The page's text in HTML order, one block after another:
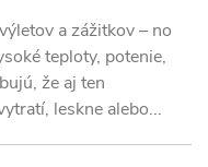
a zážitkov – no
teploty, potenie,
že aj ten
leskne alebo...